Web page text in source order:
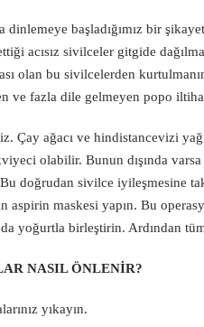
dinlemeye başladığımız bir
acısız sivilceler gitgide
olan bu sivilcelerden
ve fazla dile gelmeyen popo
Çay ağacı ve hindistancevizi
olabilir. Bunun dışında
doğrudan sivilce iyileşmesine
aspirin maskesi yapın. Bu
da yoğurtla birleştirin. Ardından
NASIL ÖNLENİR?
yıkayın.